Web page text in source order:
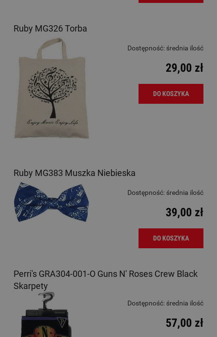
Ruby MG326 Torba
Dostępność: średnia ilość
29,00 zł
DO KOSZYKA
Ruby MG383 Muszka Niebieska
Dostępność: średnia ilość
39,00 zł
DO KOSZYKA
Perri's GRA304-001-O Guns N' Roses Crew Black
Skarpety
Dostępność: średnia ilość
57,00 zł